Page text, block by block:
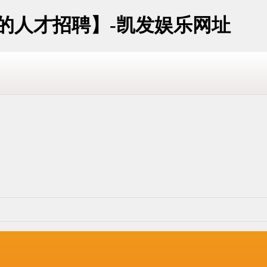
人才招聘】-凯发娱乐网址